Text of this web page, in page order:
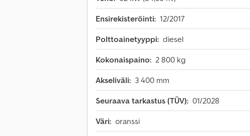
Ensirekisteröinti: 12/2017
Polttoainetyyppi: diesel
Kokonaispaino: 2 800 kg
Akseliväli: 3 400 mm
Seuraava tarkastus (TÜV): 01/2028
Väri: oranssi